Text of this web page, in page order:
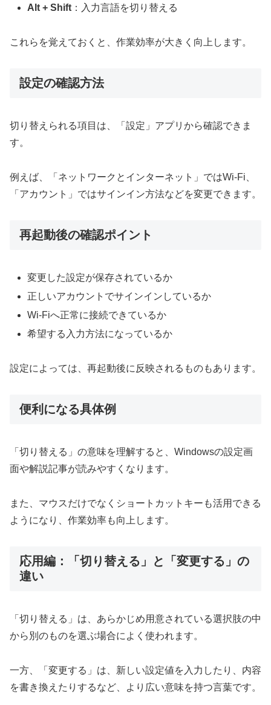
Alt + Shift ：入力言語を切り替える
これらを覚えておくと、作業効率が大きく向上します。
設定の確認方法
切り替えられる項目は、「設定」アプリから確認できま
す。
例えば、「ネットワークとインターネット」ではWi-Fi、
「アカウント」ではサインイン方法などを変更できます。
再起動後の確認ポイント
変更した設定が保存されているか
正しいアカウントでサインインしているか
Wi-Fiへ正常に接続できているか
希望する入力方法になっているか
設定によっては、再起動後に反映されるものもあります。
便利になる具体例
「切り替える」の意味を理解すると、Windowsの設定画
面や解説記事が読みやすくなります。
また、マウスだけでなくショートカットキーも活用できる
ようになり、作業効率も向上します。
応用編：「切り替える」と「変更する」の
違い
「切り替える」は、あらかじめ用意されている選択肢の中
から別のものを選ぶ場合によく使われます。
一方、「変更する」は、新しい設定値を入力したり、内容
を書き換えたりするなど、より広い意味を持つ言葉です。